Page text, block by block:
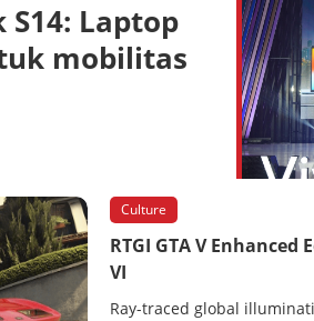
S14: Laptop
mobilitas
Culture
RTGI GTA V
VI
Ray-traced global